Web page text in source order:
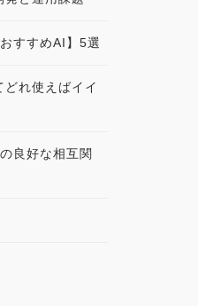
すすめAI】5選
れ使えばイイ
良好な相互関